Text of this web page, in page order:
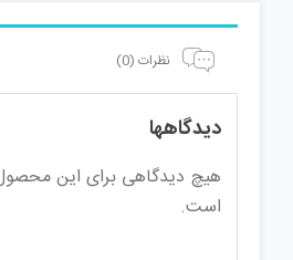
نظرات (0)
دیدگاهها
هیچ دیدگاهی برای این
است.